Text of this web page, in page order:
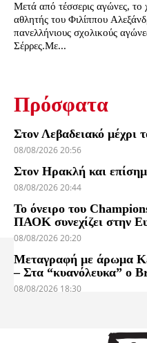
Μετά από τέσσερις αγώνες, το
αθλητής του Φιλίππου
πανελλήνιους σχολικούς
Σέρρες.Με...
Πρόσφατα
Στον Λεβαδειακό μέχρι
08/08/2026 20:56
Στον Ηρακλή και
08/08/2026 20:44
Το όνειρο του
ΠΑΟΚ συνεχίζει στην
08/08/2026 20:20
Μεταγραφή με άρωμα
– Στα “κυανόλευκα” ο
08/08/2026 18:30